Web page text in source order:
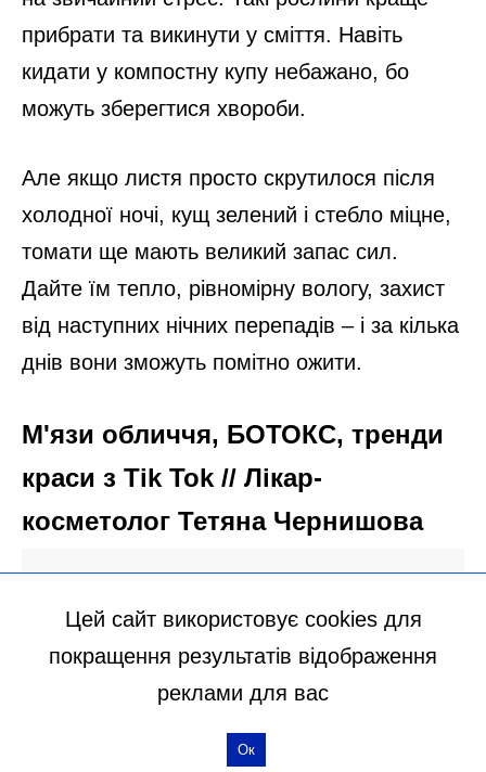
Цей сайт використовує cookies для
покращення результатів відображення
реклами для вас
Ок